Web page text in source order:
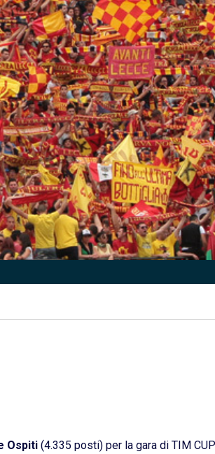
Ospiti (4.335 posti) per la gara di TIM CUP